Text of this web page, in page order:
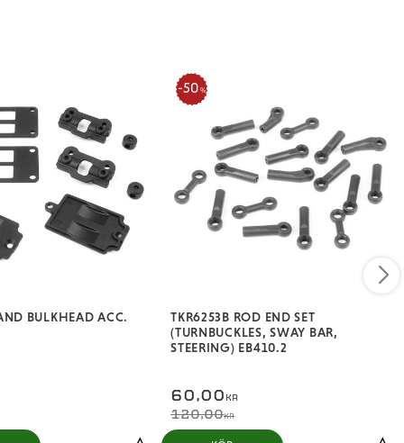
BULKHEAD ACC.
TKR6253B ROD END SET
(TURNBUCKLES, SWAY BAR,
STEERING) EB410.2
60,00 KR
120,00KR
50 %